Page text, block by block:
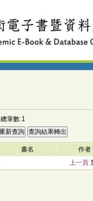
總筆數:1
書名
作者
上一頁